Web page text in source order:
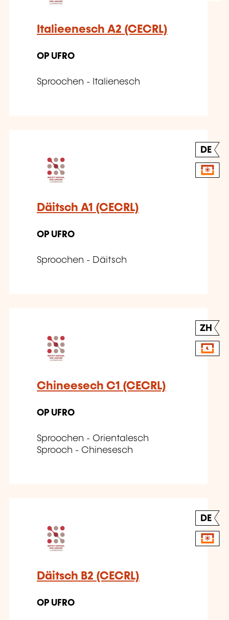
Italieenesch A2 (CECRL)
OP UFRO
Sproochen - Italienesch
DE
Däitsch A1 (CECRL)
OP UFRO
Sproochen - Däitsch
ZH
Chineesech C1 (CECRL)
OP UFRO
Sproochen - Orientalesch
Sprooch - Chinesesch
DE
Däitsch B2 (CECRL)
OP UFRO